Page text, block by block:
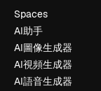
Spaces
AI助手
AI圖像生成器
AI視頻生成器
AI語音生成器